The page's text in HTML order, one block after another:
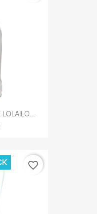
favorite_border